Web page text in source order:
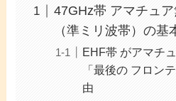
47GHz帯 アマチュ
（準ミリ波帯）の基
EHF帯 がアマチ
「最後の フロン
由